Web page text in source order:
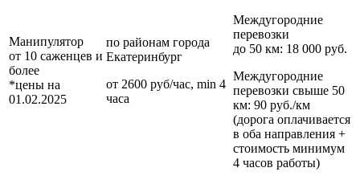
Манипулятор
от 10 саженцев и
более
*цены на
01.02.2025
по районам города
Екатеринбург
от 2600 руб/час, min 4
часа
Междугородние
перевозки
до 50 км: 18 000 руб.
Междугородние
перевозки свыше 50
км: 90 руб./км
(дорога оплачивается
в оба направления +
стоимость минимум
4 часов работы)